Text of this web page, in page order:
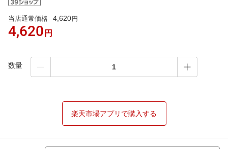
当店通常価格 4,620円
4,620 円
数量
楽天市場アプリで購入する